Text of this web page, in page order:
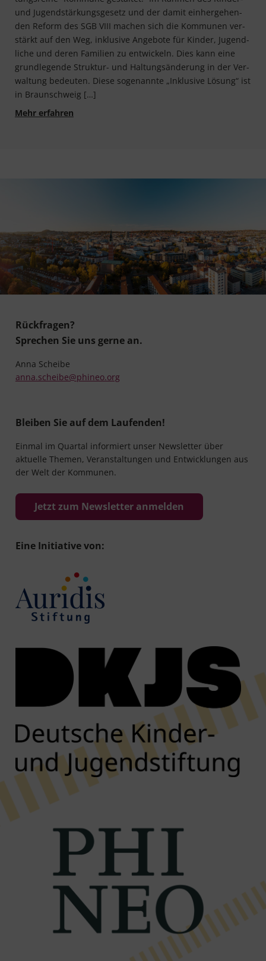
und Jugend­stär­kungs­ge­setz und der damit ein­her­ge­hen­
den Reform des SGB VIII machen sich die Kom­mu­nen ver­
stärkt auf den Weg, inklu­si­ve Ange­bo­te für Kin­der, Jugend­
li­che und deren Fami­li­en zu ent­wi­ckeln. Dies kann eine
grund­le­gen­de Struk­tur- und Hal­tungs­än­de­rung in der Ver­
wal­tung bedeu­ten. Die­se soge­nann­te „Inklu­si­ve Lösung“ ist
in Braunschweig […]
Mehr erfahrenKommune gestaltet! - Braunschweigs Weg
Rückfragen?
Sprechen Sie uns gerne an.
Anna Scheibe
anna.scheibe@phineo.org
Bleiben Sie auf dem Laufenden!
Einmal im Quartal informiert unser Newsletter über
aktuelle Themen, Veranstaltungen und Entwicklungen aus
der Welt der Kommunen.
Jetzt zum Newsletter anmelden
Eine Initiative von: